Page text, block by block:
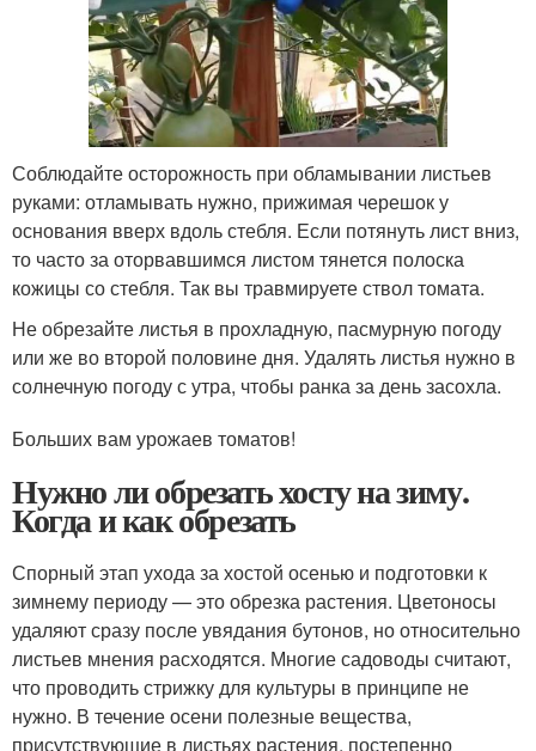
Соблюдайте осторожность при обламывании листьев
руками: отламывать нужно, прижимая черешок у
основания вверх вдоль стебля. Если потянуть лист вниз,
то часто за оторвавшимся листом тянется полоска
кожицы со стебля. Так вы травмируете ствол томата.
Не обрезайте листья в прохладную, пасмурную погоду
или же во второй половине дня. Удалять листья нужно в
солнечную погоду с утра, чтобы ранка за день засохла.
Больших вам урожаев томатов!
Нужно ли обрезать хосту на зиму.
Когда и как обрезать
Спорный этап ухода за хостой осенью и подготовки к
зимнему периоду — это обрезка растения. Цветоносы
удаляют сразу после увядания бутонов, но относительно
листьев мнения расходятся. Многие садоводы считают,
что проводить стрижку для культуры в принципе не
нужно. В течение осени полезные вещества,
присутствующие в листьях растения, постепенно